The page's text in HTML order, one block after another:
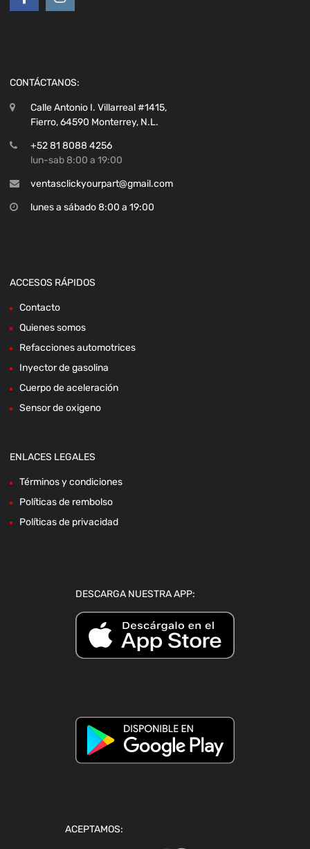
CONTÁCTANOS:
Calle Antonio I. Villarreal #1415,
Fierro, 64590 Monterrey, N.L.
+52 81 8088 4256
lun-sab 8:00 a 19:00
ventasclickyourpart@gmail.com
lunes a sábado 8:00 a 19:00
ACCESOS RÁPIDOS
Contacto
Quienes somos
Refacciones automotrices
Inyector de gasolina
Cuerpo de aceleración
Sensor de oxigeno
ENLACES LEGALES
Términos y condiciones
Políticas de rembolso
Políticas de privacidad
DESCARGA NUESTRA APP:
ACEPTAMOS: